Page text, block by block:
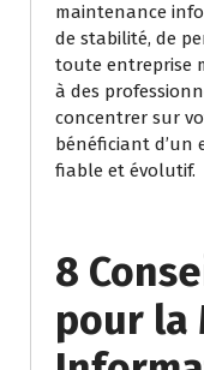
maintenance
de stabilité, de
toute entreprise
à des
concentrer sur
bénéficiant
fiable et évolutif.
8
pour la